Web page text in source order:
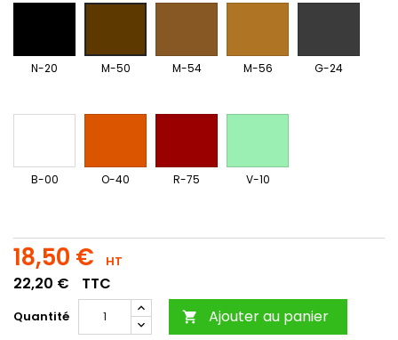
N-20 M-50 M-54 M-56 G-24
B-00 O-40 R-75 V-10
18,50 € HT
22,20 € TTC
Quantité  Ajouter au panier